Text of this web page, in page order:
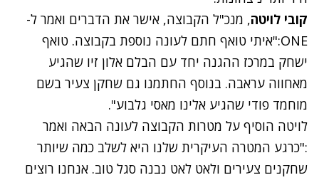
קובי לויטה, מנכ"ל הקבוצה, אישר את הדברים ואמר ל-
ONE:"איתי טואף חתם לעונה נוספת בקבוצה. טואף
ישחק במרכז ההגנה יחד עם הבלם אלון זיו שהגיע
מאחווה עראבה. בנוסף החתמנו גם שחקן צעיר בשם
מוחמד פודי שהגיע אלינו מאסי גלבוע".
לויטה הוסיף על מטרות הקבוצה לעונה הבאה ואמר
:"כרגע המטרה העיקרית שלנו היא לשלב כמה שיותר
שחקנים צעירים ולאט לאט נבנה סגל טוב. אנחנו רוצים